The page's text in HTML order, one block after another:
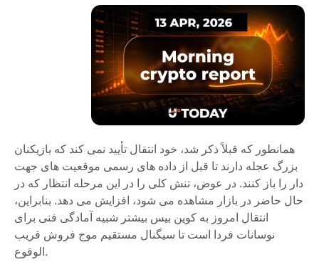
همانطور که قبلاً ذکر شد، خود انتقال تأیید نمی کند که بازیکنان
بزرگ عجله دارند تا قبل از داده های رسمی موقعیت های جهت
دار را باز کنند. در عوض، تنش کلی را در این مرحله انتظار که در
حال حاضر در بازار مشاهده می شود، افزایش می دهد. بنابراین،
انتقال امروز به کوین بیس بیشتر شبیه آمادگی فنی برای
نوسانات فردا است تا سیگنال مستقیم موج فروش قریب
الوقوع.